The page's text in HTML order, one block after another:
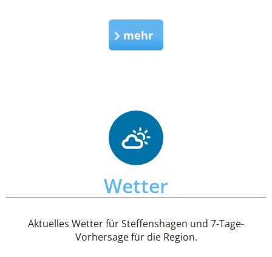
mehr
Wetter
Aktuelles Wetter für Steffenshagen und 7-Tage-
Vorhersage für die Region.